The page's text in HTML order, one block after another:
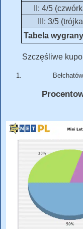
II: 4/5
III: 3/5
Tabela
Szczęśliwe